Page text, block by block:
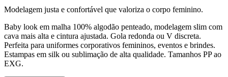
Modelagem justa e confortável que valoriza o corpo feminino.
Baby look em malha 100% algodão penteado, modelagem slim com
cava mais alta e cintura ajustada. Gola redonda ou V discreta.
Perfeita para uniformes corporativos femininos, eventos e brindes.
Estampas em silk ou sublimação de alta qualidade. Tamanhos PP ao
EXG.